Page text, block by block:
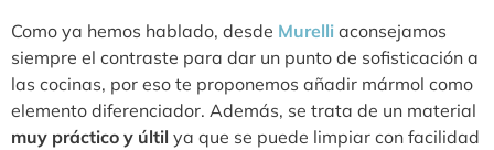
Como ya hemos hablado, desde Murelli aconsejamos
siempre el contraste para dar un punto de sofisticación a
las cocinas, por eso te proponemos añadir mármol como
elemento diferenciador. Además, se trata de un material
muy práctico y últil ya que se puede limpiar con facilidad